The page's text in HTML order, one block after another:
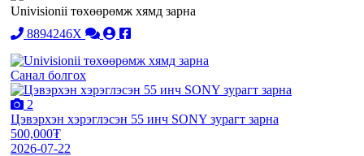
Univisionii төхөөрөмж хямд зарна
8894246X
Санал болгох
2
Цэвэрхэн хэрэглэсэн 55 инч SONY зурагт зарна
500,000₮
2026-07-22